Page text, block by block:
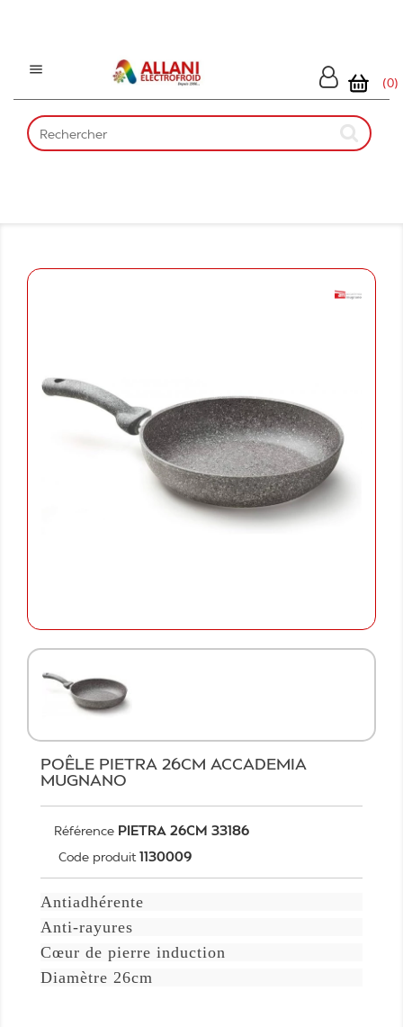

(0)
POÊLE PIETRA 26CM ACCADEMIA
MUGNANO
Référence PIETRA 26CM 33186
Code produit 1130009
Antiadhérente
Anti-rayures
Cœur de pierre induction
Diamètre 26cm